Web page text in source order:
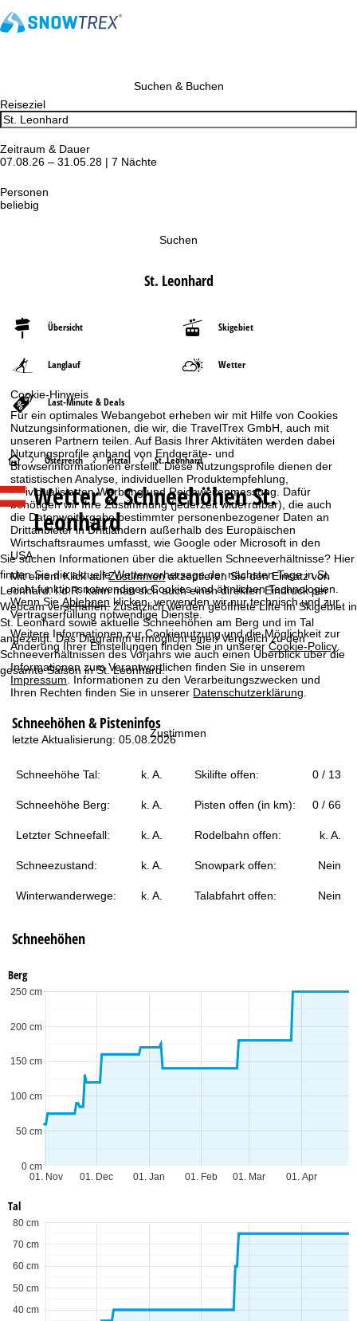
Cookie-Hinweis
Für ein optimales Webangebot erheben wir mit Hilfe von Cookies
Nutzungsinformationen, die wir, die TravelTrex GmbH, auch mit
unseren Partnern teilen. Auf Basis Ihrer Aktivitäten werden dabei
Nutzungsprofile anhand von Endgeräte- und
Browserinformationen erstellt. Diese Nutzungsprofile dienen der
statistischen Analyse, individuellen Produktempfehlung,
individualisierten Werbung und Reichweitenmessung. Dafür
benötigen wir Ihre Zustimmung (jederzeit widerrufbar), die auch
die Datenweitergabe bestimmter personenbezogener Daten an
Drittanbieter in Drittländern außerhalb des Europäischen
Wirtschaftsraumes umfasst, wie Google oder Microsoft in den
USA.
Mit einem Klick aufZustimmenakzeptieren Sie den Einsatz von
nicht funktionsnotwendigen Cookies und ähnlichen Technologien.
Wenn SieAblehnen klicken, verwenden wir nur technisch und zur
Vertragserfüllung notwendige Dienste.
Weitere Informationen zur Cookienutzung und die Möglichkeit zur
Änderung Ihrer Einstellungen finden Sie in unsererCookie-Policy
Informationen zum Verantwortlichen finden Sie in unserem
Impressum . Informationen zu den Verarbeitungszwecken und
Ihren Rechten finden Sie in unserer Datenschutzerklärung
Zustimmen
Suchen & Buchen
Reiseziel
Zeitraum & Dauer
07.08.26 – 31.05.28 | 7 Nächte
Personen
beliebig
Suchen
St. Leonhard
Übersicht Skigebiet
Langlauf Wetter
Last-Minute & Deals
S
t
a
r
t
s
e
i
t
Österreich Pitztal St. Leonhard
Wetter & Schneehöhen St.
Leonhard
Sie suchen Informationen über die aktuellen Schneeverhältnisse? Hier
finden Sie die aktuelle Wettervorhersage der nächsten Tage in St.
Leonhard. I.d.R. kann man sich auch einen direkten Eindruck per
Webcam verschaffen. Zusätzlich werden geöffnete Lifte im Skigebiet in
St. Leonhard sowie aktuelle Schneehöhen am Berg und im Tal
angezeigt. Das Diagramm ermöglicht einen Vergleich zu den
Schneeverhältnissen des Vorjahrs wie auch einen Überblick über die
gesamte Saison in St. Leonhard.
Schneehöhen & Pisteninfos
letzte Aktualisierung: 05.08.2026
Schneehöhe Tal: k. A. Skilifte offen: 0 / 13
Schneehöhe Berg: k. A. Pisten offen (in km): 0 / 66
Letzter Schneefall: k. A. Rodelbahn offen: k. A.
Schneezustand: k. A. Snowpark offen: Nein
Winterwanderwege: k. A. Talabfahrt offen: Nein
Schneehöhen
Berg
01. Nov 01. Dec 01. Jan 01. Feb 01. Mar 01. Apr
0 cm
50 cm
100 cm
150 cm
200 cm
250 cm
Tal
40 cm
50 cm
60 cm
70 cm
80 cm